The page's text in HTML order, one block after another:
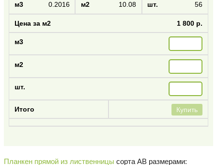
0.2016 10.08 56
1 800 р.
Купить
Планкен прямой из лиственницы сорта AB размерами: